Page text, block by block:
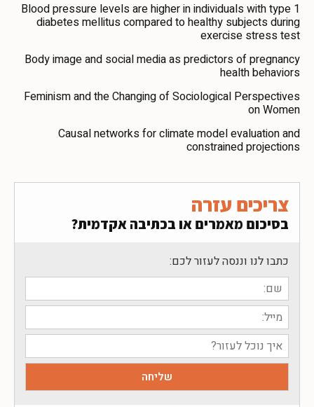
Blood pressure levels are higher in individuals with type 1
diabetes mellitus compared to healthy subjects during
exercise stress test
Body image and social media as predictors of pregnancy
health behaviors
Feminism and the Changing of Sociological Perspectives
on Women
Causal networks for climate model evaluation and
constrained projections
צריכים עזרה
בסיכום מאמרים או בכתיבה אקדמית?
כתבו לנו וננסה לעזור לכם: